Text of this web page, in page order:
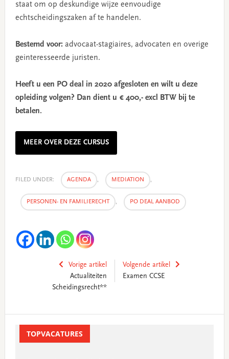
staat om op deskundige wijze eenvoudige
echtscheidingszaken af te handelen.
Bestemd voor:advocaat-stagiaires, advocaten en overige
geinteresseerde juristen.
Heeft u een PO deal in 2020 afgesloten en wilt u deze
opleiding volgen? Dan dient u € 400,- excl BTW bij te
betalen.
MEER OVER DEZE CURSUS
FILED UNDER: AGENDA , MEDIATION ,
PERSONEN- EN FAMILIERECHT , PO DEAL AANBOD
Vorige artikel
Actualiteiten
Scheidingsrecht**
Volgende artikel
Examen CCSE
SidebarTOPVACATURES